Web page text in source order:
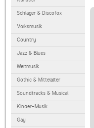
Schlager & Discofox
Volksmusik
Country
Jazz & Blues
Weltmusik
Gothic & Mittelalter
Soundtracks & Musical
Kinder-Musik
Gay